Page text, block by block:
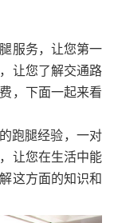
服务，让您第一
让您了解交通路
，下面一起来看
跑腿经验，一对
让您在生活中能
这方面的知识和